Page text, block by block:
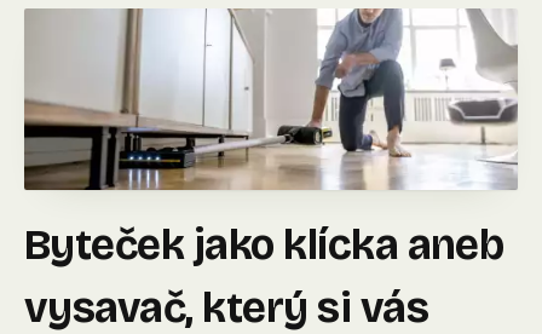
Byteček jako klícka aneb
vysavač, který si vás